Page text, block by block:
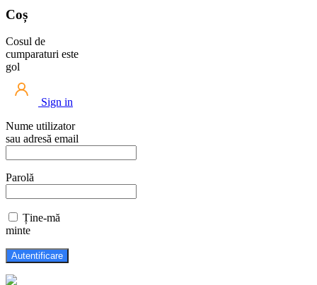
Coș
Cosul de
cumparaturi este
gol
Sign in
Nume utilizator
sau adresă email
Parolă
Ține-mă
minte